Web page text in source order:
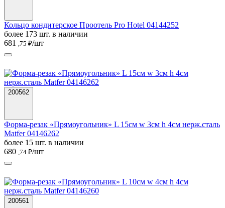
Кольцо кондитерское Проотель Pro Hotel 04144252
более 173 шт. в наличии
681
,75 ₽/шт
200562
Форма-резак «Прямоугольник» L 15см w 3см h 4см нерж.сталь
Matfer 04146262
более 15 шт. в наличии
680 ,74 ₽/шт
200561